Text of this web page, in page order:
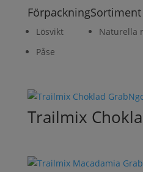
Förpackning
Lösvikt
Påse
Sortiment
Naturella
Trailmix